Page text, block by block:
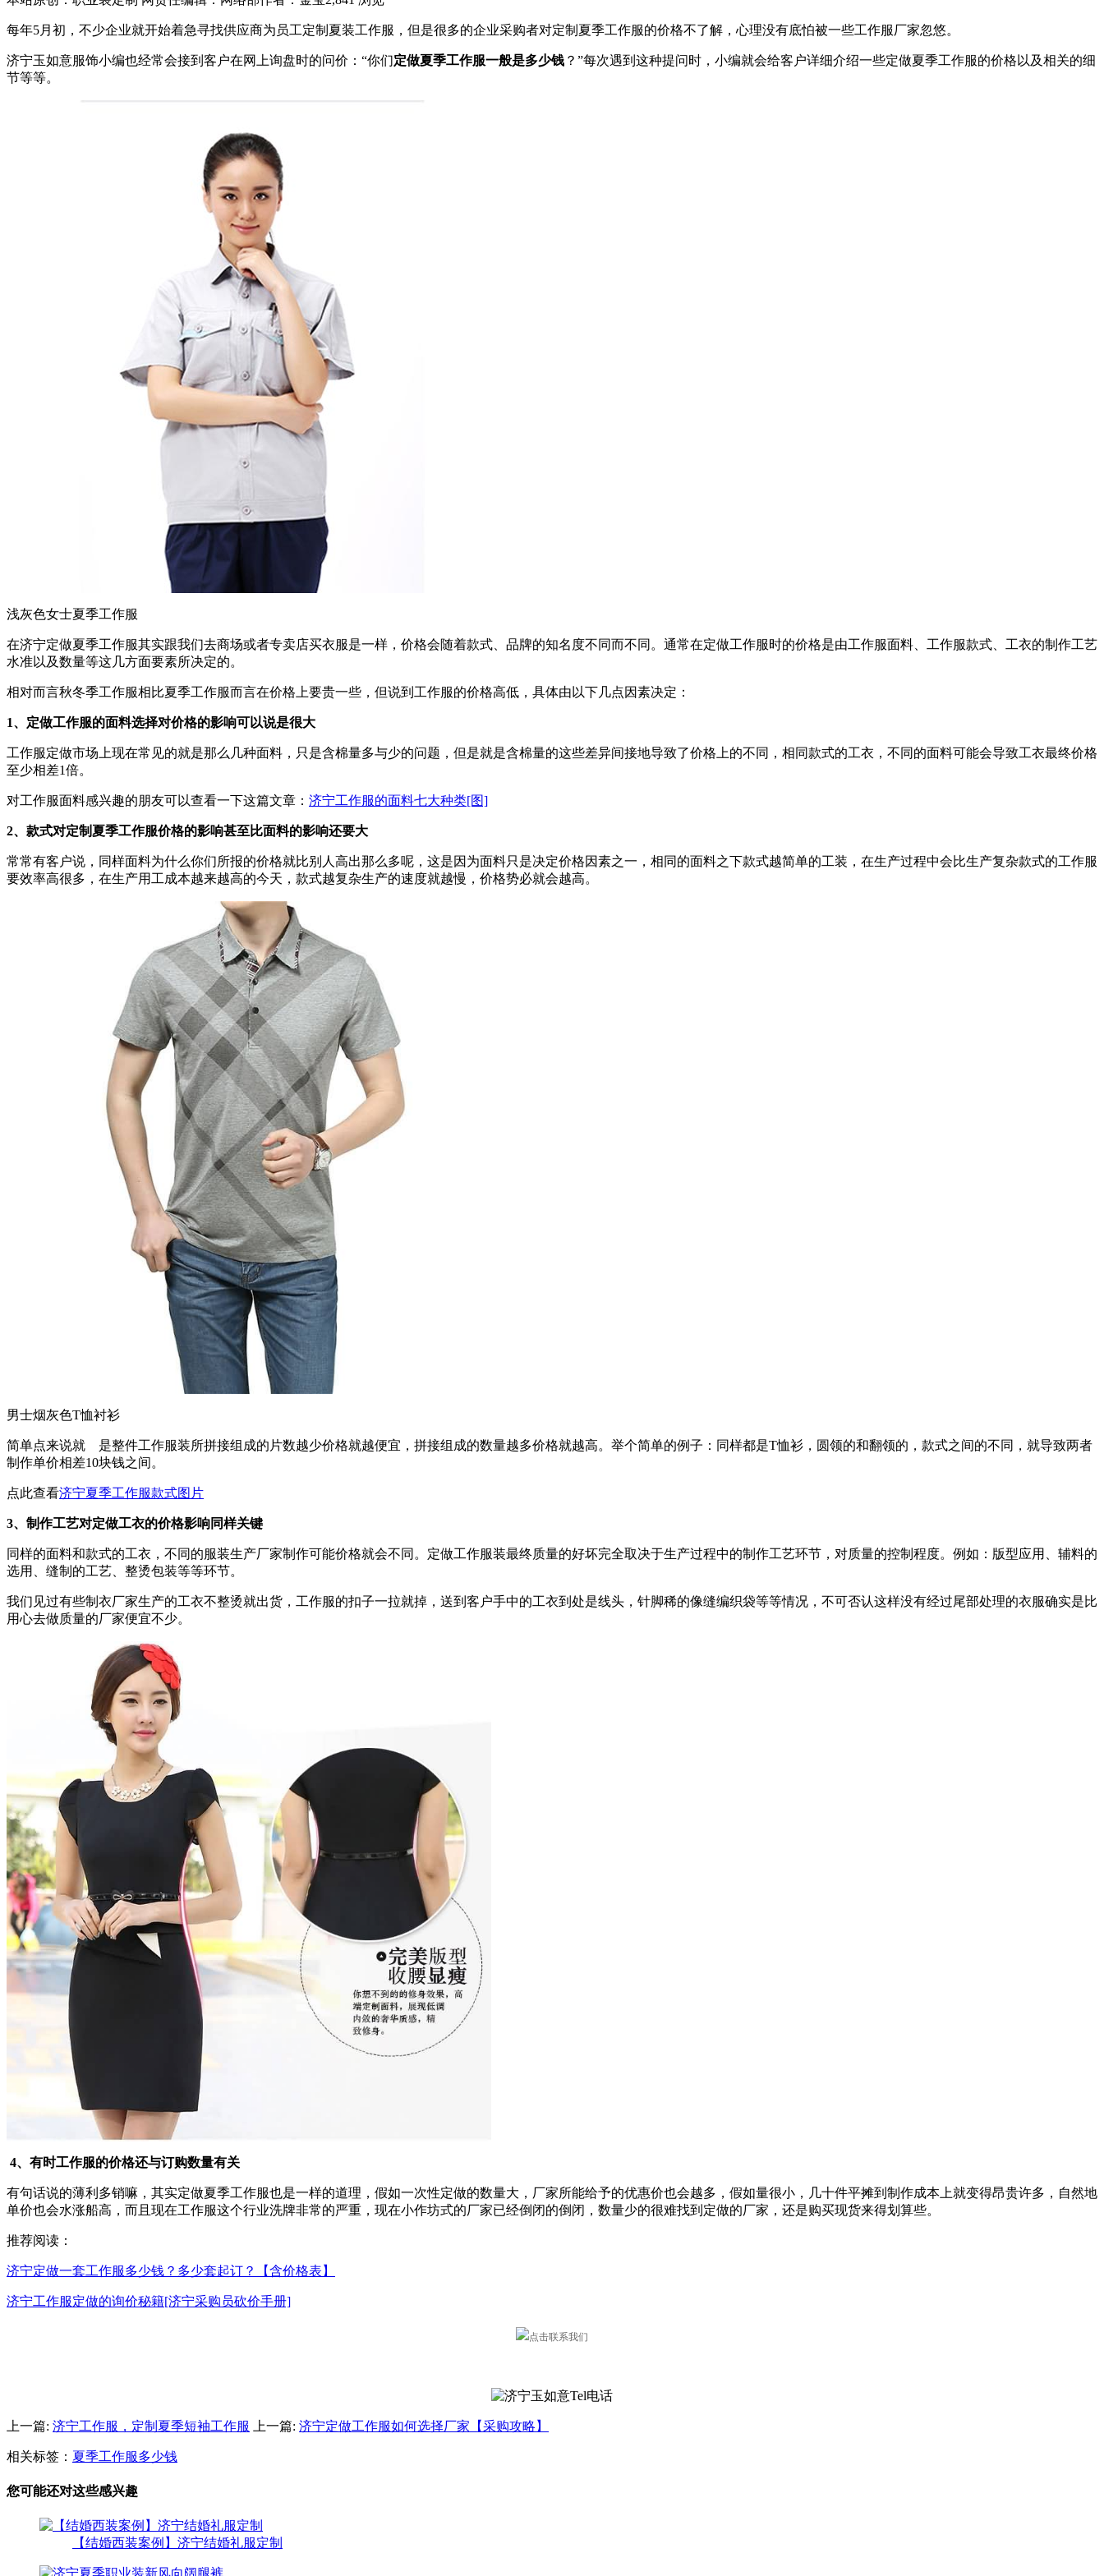
每年5月初，不少企业就开始着急寻找供应商为员工定制夏装工作服，但是很多的企业采购者对定制夏季工作服的价格不了解，心理没有底怕被一些工作服厂家忽悠。
济宁玉如意服饰小编也经常会接到客户在网上询盘时的问价：“你们定做夏季工作服一般是多少钱 ？”每次遇到这种提问时，小编就会给客户详细介绍一些定做夏季工作服的价格以及相关的细
节等等。
浅灰色女士夏季工作服
在济宁定做夏季工作服其实跟我们去商场或者专卖店买衣服是一样，价格会随着款式、品牌的知名度不同而不同。通常在定做工作服时的价格是由工作服面料、工作服款式、工衣的制作工艺
水准以及数量等这几方面要素所决定的。
相对而言秋冬季工作服相比夏季工作服而言在价格上要贵一些，但说到工作服的价格高低，具体由以下几点因素决定：
1、定做工作服的面料选择对价格的影响可以说是很大
工作服定做市场上现在常见的就是那么几种面料，只是含棉量多与少的问题，但是就是含棉量的这些差异间接地导致了价格上的不同，相同款式的工衣，不同的面料可能会导致工衣最终价格
至少相差1倍。
对工作服面料感兴趣的朋友可以查看一下这篇文章： 济宁工作服的面料七大种类[图]
2、款式对定制夏季工作服价格的影响甚至比面料的影响还要大
常常有客户说，同样面料为什么你们所报的价格就比别人高出那么多呢，这是因为面料只是决定价格因素之一，相同的面料之下款式越简单的工装，在生产过程中会比生产复杂款式的工作服
要效率高很多，在生产用工成本越来越高的今天，款式越复杂生产的速度就越慢，价格势必就会越高。
男士烟灰色T恤衬衫
简单点来说就 是整件工作服装所拼接组成的片数越少价格就越便宜，拼接组成的数量越多价格就越高。举个简单的例子：同样都是T恤衫，圆领的和翻领的，款式之间的不同，就导致两者
制作单价相差10块钱之间。
点此查看济宁夏季工作服款式图片
3、制作工艺对定做工衣的价格影响同样关键
同样的面料和款式的工衣，不同的服装生产厂家制作可能价格就会不同。定做工作服装最终质量的好坏完全取决于生产过程中的制作工艺环节，对质量的控制程度。例如：版型应用、辅料的
选用、缝制的工艺、整烫包装等等环节。
我们见过有些制衣厂家生产的工衣不整烫就出货，工作服的扣子一拉就掉，送到客户手中的工衣到处是线头，针脚稀的像缝编织袋等等情况，不可否认这样没有经过尾部处理的衣服确实是比
用心去做质量的厂家便宜不少。
4、有时工作服的价格还与订购数量有关
有句话说的薄利多销嘛，其实定做夏季工作服也是一样的道理，假如一次性定做的数量大，厂家所能给予的优惠价也会越多，假如量很小，几十件平摊到制作成本上就变得昂贵许多，自然地
单价也会水涨船高，而且现在工作服这个行业洗牌非常的严重，现在小作坊式的厂家已经倒闭的倒闭，数量少的很难找到定做的厂家，还是购买现货来得划算些。
推荐阅读：
济宁定做一套工作服多少钱？多少套起订？【含价格表】
济宁工作服定做的询价秘籍[济宁采购员砍价手册]
上一篇: 济宁工作服，定制夏季短袖工作服 上一篇: 济宁定做工作服如何选择厂家【采购攻略】
相关标签： 夏季工作服多少钱
您可能还对这些感兴趣
【结婚西装案例】济宁结婚礼服定制